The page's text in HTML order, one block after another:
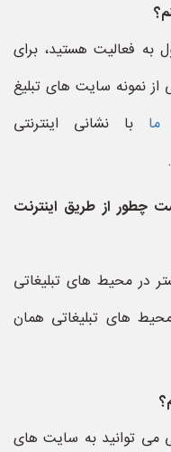
به فعالیت هستید، برای
نمونه سایت های تبلیغ
با نشانی اینترنتی
چطور از طریق اینترنت
در محیط های تبلیغاتی
های تبلیغاتی همان
می توانید به سایت های